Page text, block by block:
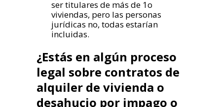
ser titulares de más de 1o
viviendas, pero las personas
jurídicas no, todas estarían
incluidas.
¿Estás en algún proceso
legal sobre contratos de
alquiler de vivienda o
desahucio por impago o